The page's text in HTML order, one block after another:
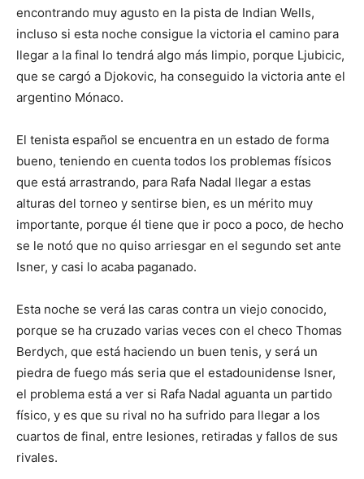
encontrando muy agusto en la pista de Indian Wells,
incluso si esta noche consigue la victoria el camino para
llegar a la final lo tendrá algo más limpio, porque Ljubicic,
que se cargó a Djokovic, ha conseguido la victoria ante el
argentino Mónaco.
El tenista español se encuentra en un estado de forma
bueno, teniendo en cuenta todos los problemas físicos
que está arrastrando, para Rafa Nadal llegar a estas
alturas del torneo y sentirse bien, es un mérito muy
importante, porque él tiene que ir poco a poco, de hecho
se le notó que no quiso arriesgar en el segundo set ante
Isner, y casi lo acaba paganado.
Esta noche se verá las caras contra un viejo conocido,
porque se ha cruzado varias veces con el checo Thomas
Berdych, que está haciendo un buen tenis, y será un
piedra de fuego más seria que el estadounidense Isner,
el problema está a ver si Rafa Nadal aguanta un partido
físico, y es que su rival no ha sufrido para llegar a los
cuartos de final, entre lesiones, retiradas y fallos de sus
rivales.